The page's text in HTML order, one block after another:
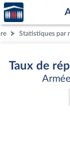
Aller au contenu
Aller en bas de la
Accèder
à la
page
d'accueilStatistiques par
Taux de